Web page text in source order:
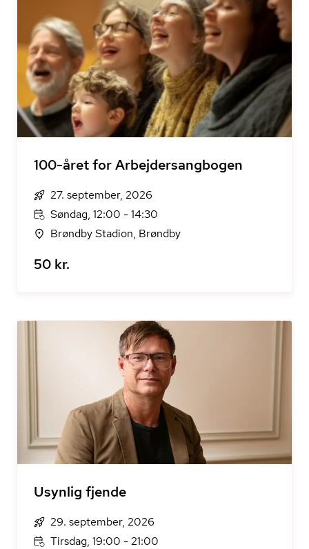
100-året for Arbejdersangbogen
27. september, 2026
Søndag, 12:00 - 14:30
Brøndby Stadion, Brøndby
50 kr.
Usynlig fjende
29. september, 2026
Tirsdag, 19:00 - 21:00